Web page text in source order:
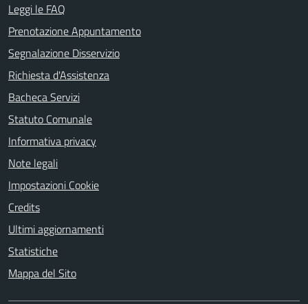
Leggi le FAQ
Prenotazione Appuntamento
Segnalazione Disservizio
Richiesta d'Assistenza
Bacheca Servizi
Statuto Comunale
Informativa privacy
Note legali
Impostazioni Cookie
Credits
Ultimi aggiornamenti
Statistiche
Mappa del Sito